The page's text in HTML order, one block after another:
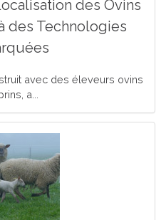
des Ovins
des Technologies
avec des éleveurs ovins
a...